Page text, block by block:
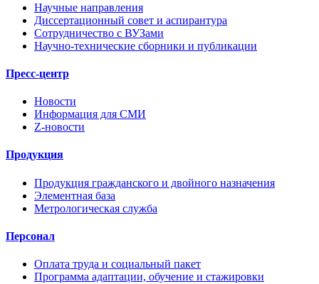
Научные направления
Диссертационный совет и аспирантура
Сотрудничество с ВУЗами
Научно-технические сборники и публикации
Пресс-центр
Новости
Информация для СМИ
Z-новости
Продукция
Продукция гражданского и двойного назначения
Элементная база
Метрологическая служба
Персонал
Оплата труда и социальный пакет
Программа адаптации, обучение и стажировки